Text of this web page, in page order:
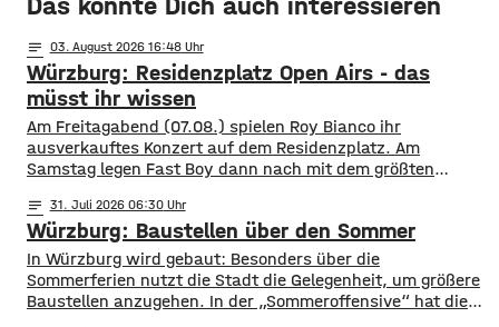
notes 03. August 2026 16:48
Würzburg: Residenzplatz Open Airs - das
müsst ihr wissen
Am Freitagabend (07.08.) spielen Roy Bianco ihr
ausverkauftes Konzert auf dem Residenzplatz. Am
Samstag legen Fast Boy dann nach mit dem größten
Konzertwochenende wissen müsst, gibt es hier.
Straßensperrungen: vom 07.08. 6 Uhr bis 09.08. 5 Uhr
Rennweg vollständig gesperrt Balthasar-Neumann-
Promenade zwischen den Einmündungen Neubau- und
Theaterstraße
notes 31. Juli 2026 06:30
Würzburg: Baustellen über den Sommer
​​In Würzburg wird gebaut: Besonders über die
Sommerferien nutzt die Stadt die Gelegenheit, um größere
Baustellen anzugehen. In der „Sommeroffensive“ hat die